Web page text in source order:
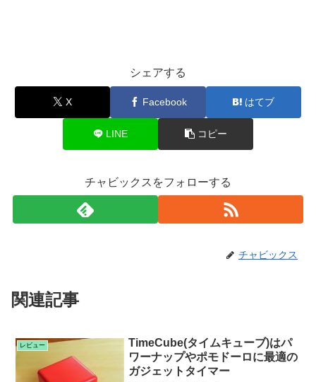
シェアする
X Facebook はてブ
LINE コピー
チャビックスをフォローする
チャビックス
関連記事
レビュー
TimeCube(タイムキューブ)はパ
ワーナップやポモドーロに最適の
ガジェットタイマー